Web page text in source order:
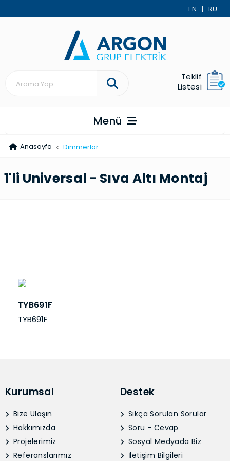
EN | RU
Teklif
Listesi
Menü
Anasayfa Dimmerlar
1'li Universal - Sıva Altı Montaj
TYB691F
TYB691F
Kurumsal
Bize Ulaşın
Hakkımızda
Projelerimiz
Referanslarımız
Destek
Sıkça Sorulan Sorular
Soru - Cevap
Sosyal Medyada Biz
İletişim Bilgileri